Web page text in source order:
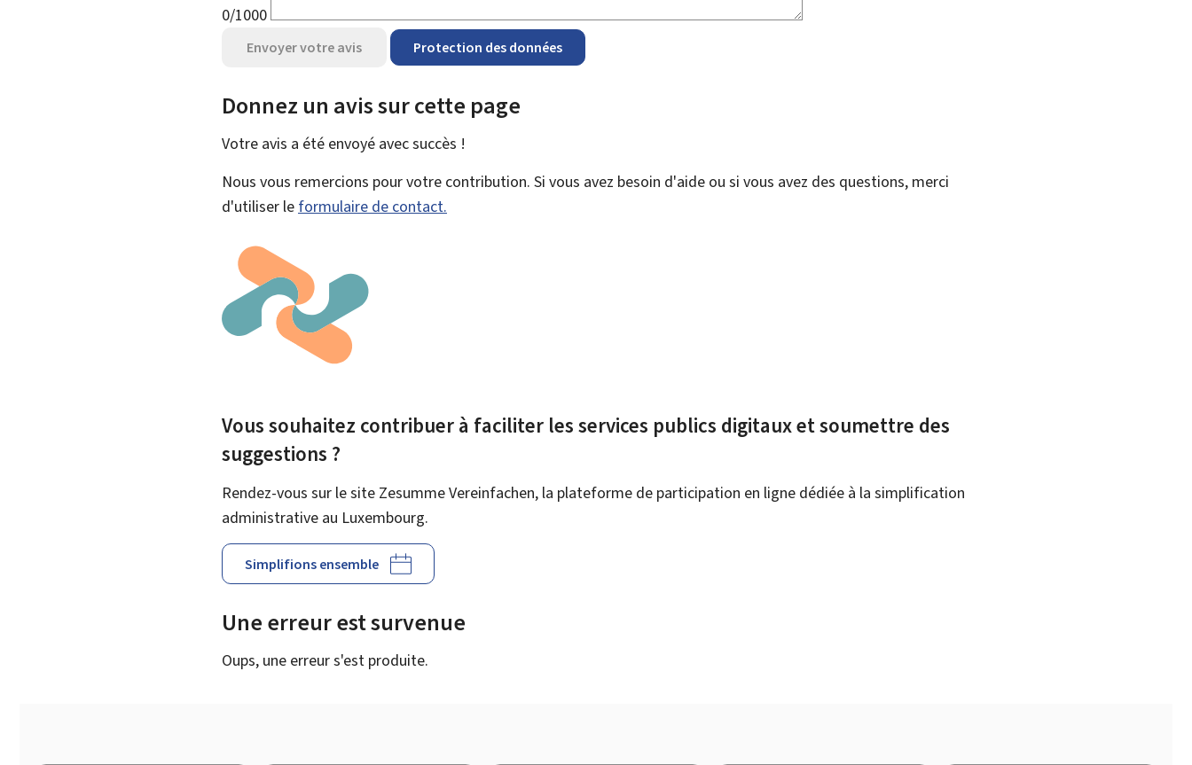
0/1000
Envoyer votre avis Protection des données
Donnez un avis sur cette page
Votre avis a été envoyé avecsuccès !
Nous vous remercions pour votre contribution. Si vous avez besoin d'aide ou si vous avez des questions, merci
d'utiliser le formulaire de contact.
Vous souhaitez contribuer à faciliter les services publics digitaux et soumettre des
suggestions ?
Rendez-vous sur le site Zesumme Vereinfachen, la plateforme de participation en ligne dédiée à la simplification
administrative au Luxembourg.
Simplifions ensemble
Une erreur est survenue
Oups, une erreur s'est produite.